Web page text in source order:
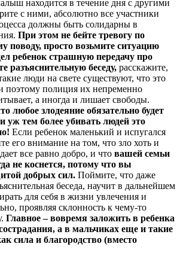
находится в течение дня с другими
с ними, абсолютно все участники
должны быть солидарны в
При этом не бейте тревогу по
поводу, просто возьмите ситуацию
ребенок страшную передачу про
разъяснительную беседу, расскажите,
люди на свете существуют, что это
поэтому полиция их непременно
а иногда и лишает свободы.
любое злодеяние обязательно будет
уж тем более убивать людей это
Если ребенок маленький и испугался
его внимание на том, что зло хоть и
все равно добро, и что вашей семьи
не коснется, потому что вы
добрых сил. Поймите, что даже
беседа, научит в дальнейшем
для себя в жизни увлечения и
проявляя склонность к чему-то
Главное – вовремя заложить в ребенка
а в мальчиках еще и такие
сила и благородство (вместо